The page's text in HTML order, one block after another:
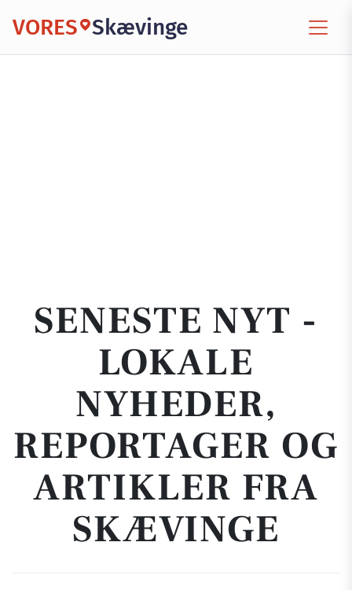
VORES Skævinge
SENESTE NYT -
LOKALE
NYHEDER,
REPORTAGER OG
ARTIKLER FRA
SKÆVINGE